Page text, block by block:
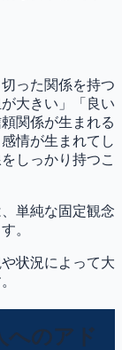
った関係を持つ
大きい」「良い
関係が生まれる
情が生まれてし
しっかり持つこ
単純な固定観念
。
状況によって大
へのアド